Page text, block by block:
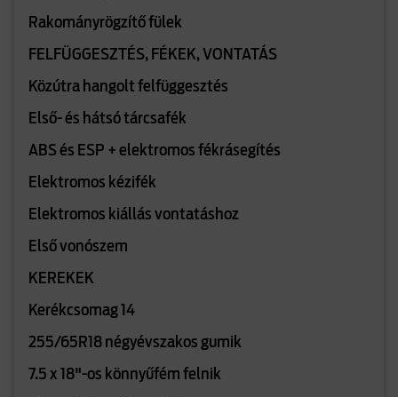
Rakományrögzítő fülek
FELFÜGGESZTÉS, FÉKEK, VONTATÁS
Közútra hangolt felfüggesztés
Első- és hátsó tárcsafék
ABS és ESP + elektromos fékrásegítés
Elektromos kézifék
Elektromos kiállás vontatáshoz
Első vonószem
KEREKEK
Kerékcsomag 14
255/65R18 négyévszakos gumik
7.5 x 18"-os könnyűfém felnik